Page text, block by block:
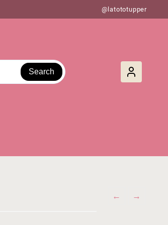
@latototupper
Search
← →